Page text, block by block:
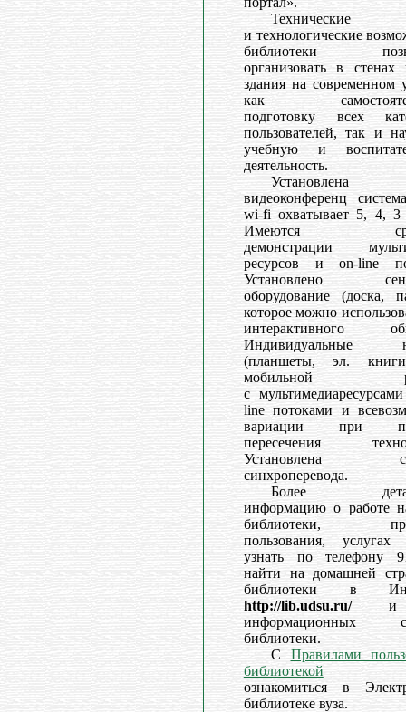
Технические
и технологические
библиотеки
организовать в стенах
здания на современном
как
подготовку всех
пользователей, так и
учебную и
деятельность.
Установлена
видеоконференц
wi-fi охватывает 5, 4, 3
Имеются
демонстрации
ресурсов и on-line
Установлено
оборудование (доска,
которое можно
интерактивного
Индивидуальные
(планшеты, эл.
мобильной
с
line потоками и
вариации при
пересечения
Установлена
синхроперевода.
Более
информацию о работе
библиотеки,
пользования,
узнать по телефону
найти на домашней
библиотеки в
http://lib.udsu.ru/и
информационных
библиотеки.
С Правилами
библиотекой
ознакомиться в
библиотеке вуза.